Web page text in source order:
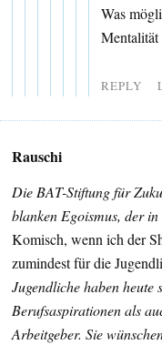
Was
Mentalität
REPLY
Rauschi
Die BAT-Stiftung für
blanken Egoismus, der
Komisch, wenn ich der
zumindest für die
Jugendliche haben
Berufsaspirationen als
Arbeitgeber. Sie